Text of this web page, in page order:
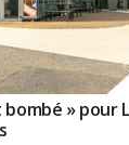
» pour